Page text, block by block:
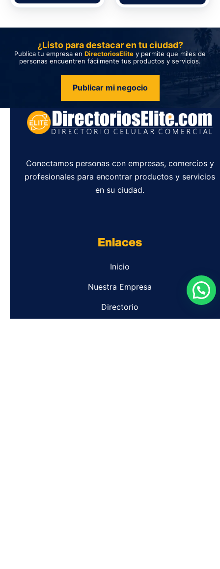
¿Listo para destacar en tu ciudad?
Publica tu empresa en DirectoriosElite y permite que miles de
personas encuentren fácilmente tus productos y servicios.
Publicar mi negocio
Conectamos personas con empresas, comercios y
profesionales para encontrar productos y servicios
en su ciudad.
Enlaces
Inicio
Nuestra Empresa
Directorio